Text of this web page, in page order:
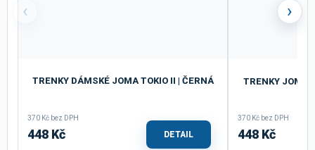
‹
TRENKY DÁMSKÉ JOMA TOKIO II | ČERNÁ
370 Kč bez DPH
448 Kč DETAIL
TRENKY JOMA
370 Kč bez DPH
448 Kč
›